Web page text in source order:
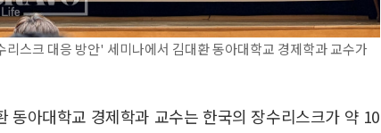
스크 대응 방안' 세미나에서 김대환 동아대학교 경제학과 교수가
동아대학교 경제학과 교수는 한국의 장수리스크가 약 10